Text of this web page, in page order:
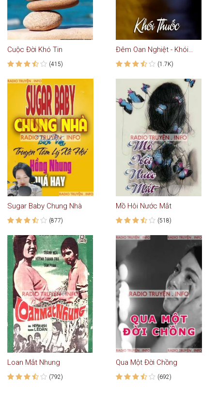
Cuộc Đời Khó Tin
(415)
Đêm Oan Nghiệt - Khói Thuốc
(1.7K)
Sugar Baby Chung Nhà
(877)
Mồ Hôi Nước Mắt
(518)
Loan Mắt Nhung
(792)
Qua Một Đời Chồng
(692)